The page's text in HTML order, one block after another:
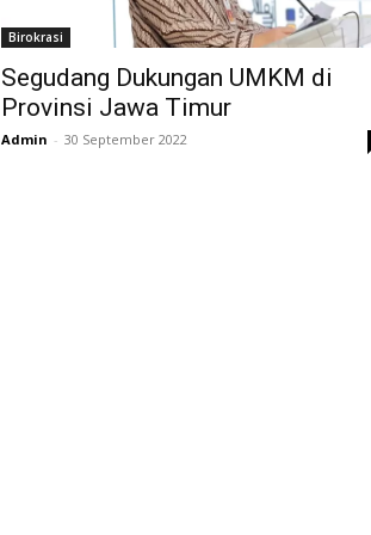
Birokrasi
Segudang Dukungan UMKM di
Provinsi Jawa Timur
Admin - 30 September 2022